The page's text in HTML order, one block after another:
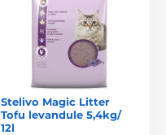
Stelivo Magic Litter
Tofu levandule 5,4kg/
12l